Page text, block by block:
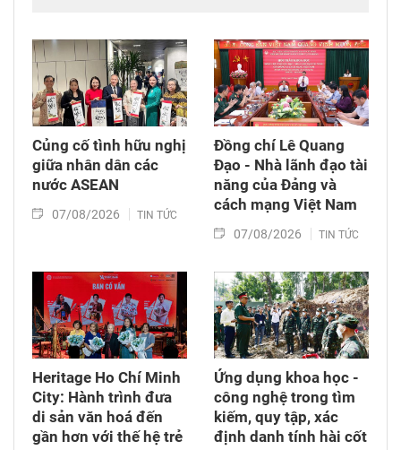
(6/8/1976 – 6/8/2026).
Củng cố tình hữu nghị
giữa nhân dân các
nước ASEAN
07/08/2026 TIN TỨC
Đồng chí Lê Quang
Đạo - Nhà lãnh đạo tài
năng của Đảng và
cách mạng Việt Nam​
07/08/2026 TIN TỨC
Heritage Ho Chí Minh
City: Hành trình đưa
di sản văn hoá đến
gần hơn với thế hệ trẻ
Ứng dụng khoa học -
công nghệ trong tìm
kiếm, quy tập, xác
định danh tính hài cốt